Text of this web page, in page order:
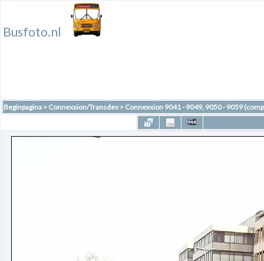
Busfoto.nl
Beginpagina > Connexxion/Transdev> Connexxion 9041 - 9049, 9050 - 9059